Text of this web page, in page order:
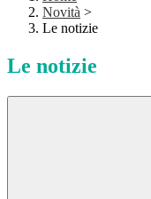
Novità >
Le notizie
Le notizie